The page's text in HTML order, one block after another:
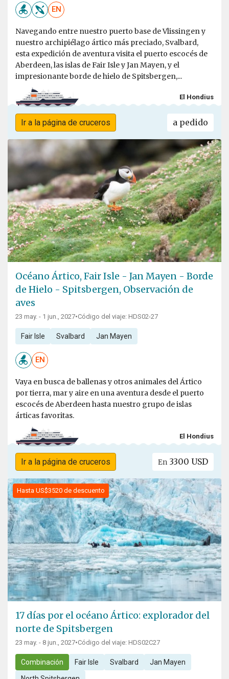
EN
Navegando entre nuestro puerto base de Vlissingen y
nuestro archipiélago ártico más preciado, Svalbard,
esta expedición de aventura visita el puerto escocés de
Aberdeen, las islas de Fair Isle y Jan Mayen, y el
impresionante borde de hielo de Spitsbergen,...
El Hondius
Ir a la página de cruceros a pedido
Océano Ártico, Fair Isle - Jan Mayen - Borde
de Hielo - Spitsbergen, Observación de
aves
23 may. - 1 jun., 2027•Código del viaje: HDS02-27
Fair Isle Svalbard Jan Mayen
EN
Vaya en busca de ballenas y otros animales del Ártico
por tierra, mar y aire en una aventura desde el puerto
escocés de Aberdeen hasta nuestro grupo de islas
árticas favoritas.
El Hondius
Ir a la página de cruceros En 3300 USD
Hasta US$3520 de descuento
17 días por el océano Ártico: explorador del
norte de Spitsbergen
23 may. - 8 jun., 2027•Código del viaje: HDS02C27
Combinación Fair Isle Svalbard Jan Mayen